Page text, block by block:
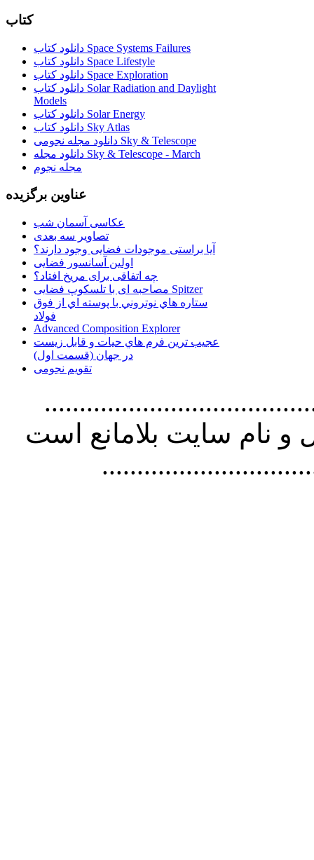
کتاب
دانلود کتاب Space Systems Failures
دانلود کتاب Space Lifestyle
دانلود کتاب Space Exploration
دانلود کتاب Solar Radiation and Daylight
Models
دانلود کتاب Solar Energy
دانلود کتاب Sky Atlas
دانلود مجله نجومی Sky & Telescope
دانلود مجله Sky & Telescope - March
مجله نجوم
عناوین برگزیده
عکاسی آسمان شب
تصاویر سه بعدی
آیا براستی موجودات فضایی وجود دارند؟
اولین آسانسور فضایی
چه اتفاقی برای مریخ افتاد؟
مصاحبه ای با تلسکوپ فضایی Spitzer
ستاره هاي نوتروني با پوسته اي از فوق
فولاد
Advanced Composition Explorer
عجیب ترین فرم هاي حيات و قابل زيست
در جهان (قسمت اول)
تقویم نجومی
استفاده از
نام سايت بلامانع است